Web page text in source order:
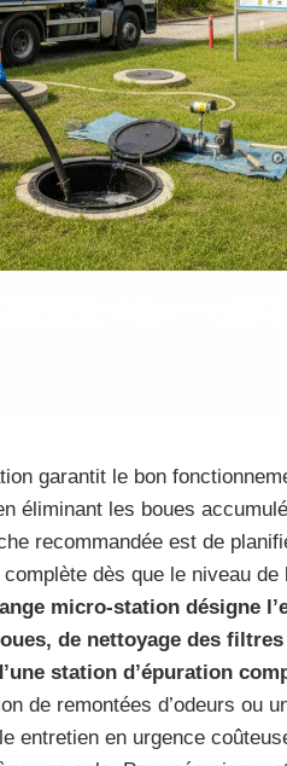
garantit le bon
éliminant les boues
recommandée est de
dès que le niveau
micro-station désigne
de nettoyage des
station d’épuration
de remontées d’odeurs ou
entretien en urgence